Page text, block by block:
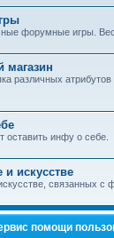
форумные игры.
магазин
различных
инфу о себе.
и искусстве
связанных с
помощи